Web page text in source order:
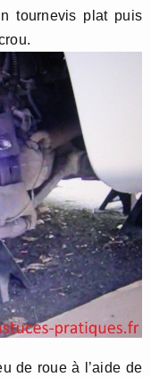
tournevis plat puis
de roue à l’aide de